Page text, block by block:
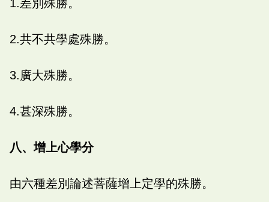
1.差別殊勝。
2.共不共學處殊勝。
3.廣大殊勝。
4.甚深殊勝。
八、增上心學分
由六種差別論述菩薩增上定學的殊勝。